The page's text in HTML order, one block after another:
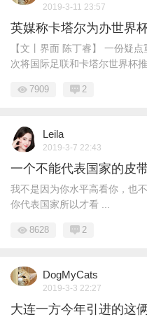
2019-3-11 23:57
英媒称卡塔尔为办世界
【文丨界面 陈丁睿】 一份疑
次将国际足联和卡塔尔世界杯推
7909 2
Leila
2019-3-7 22:43
一个不能代表国家的皮
我不是因为你水平高看你，也
你代表国家所以才看 ...
8628 2
DogMyCats
2019-3-3 22:27
大连一方今年引进的这